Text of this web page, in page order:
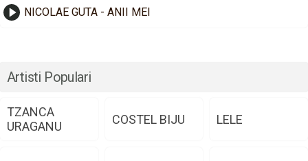
NICOLAE GUTA - ANII MEI
Artisti Populari
TZANCA
URAGANU
COSTEL BIJU LELE